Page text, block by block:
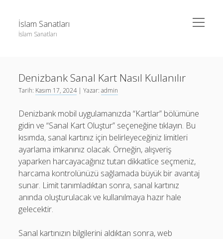
İslam Sanatları
İslam Sanatları
menüyü
aç
Liste
Sayfa Listesi
Liste
Sayfa Listesi
Denizbank Sanal Kart Nasıl Kullanılır
Tarih: Kasım 17, 2024| Yazar:admin
Denizbank mobil uygulamanızda “Kartlar” bölümüne
gidin ve “Sanal Kart Oluştur” seçeneğine tıklayın. Bu
kısımda, sanal kartınız için belirleyeceğiniz limitleri
ayarlama imkanınız olacak. Örneğin, alışveriş
yaparken harcayacağınız tutarı dikkatlice seçmeniz,
harcama kontrolünüzü sağlamada büyük bir avantaj
sunar. Limit tanımladıktan sonra, sanal kartınız
anında oluşturulacak ve kullanılmaya hazır hale
gelecektir.
Sanal kartınızın bilgilerini aldıktan sonra, web